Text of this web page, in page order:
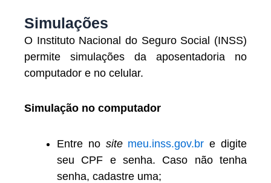
Simulações
O Instituto Nacional do Seguro Social (INSS)
permite simulações da aposentadoria no
computador e no celular.
Simulação no computador
Entre no site meu.inss.gov.br e digite
seu CPF e senha. Caso não tenha
senha, cadastre uma;